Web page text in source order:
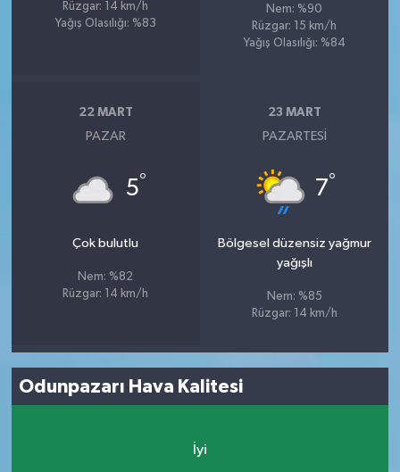
Rüzgar: 14 km/h
Yağış Olasılığı: %83
Nem: %90
Rüzgar: 15 km/h
Yağış Olasılığı: %84
22 MART
PAZAR
5°
Çok bulutlu
Nem: %82
Rüzgar: 14 km/h
23 MART
PAZARTESI
7°
Bölgesel düzensiz yağmur
yağışlı
Nem: %85
Rüzgar: 14 km/h
Odunpazarı Hava Kalitesi
İyi